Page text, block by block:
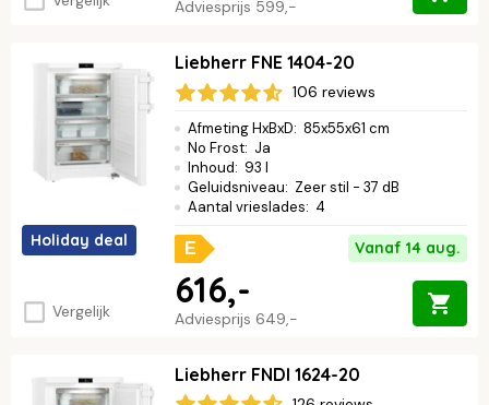
Adviesprijs 599,-
Holiday deal
Vergelijk
Liebherr FNE 1404-20
106 reviews
Afmeting HxBxD: 85x55x61 cm
No Frost: Ja
Inhoud: 93 l
Geluidsniveau: Zeer stil - 37 dB
Aantal vrieslades: 4
E Vanaf 14 aug.
Adviesprijs 649,-
616,-
Liebherr FNDI 1624-20